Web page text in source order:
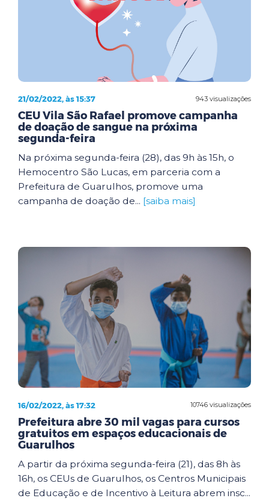
943 visualizações
21/02/2022, às 15:37
CEU Vila São Rafael promove campanha
de doação de sangue na próxima
segunda-feira
Na próxima segunda-feira (28), das 9h às 15h, o
Hemocentro São Lucas, em parceria com a
Prefeitura de Guarulhos, promove uma
campanha de doação de... [saiba mais]
10746 visualizações
16/02/2022, às 17:32
Prefeitura abre 30 mil vagas para cursos
gratuitos em espaços educacionais de
Guarulhos
A partir da próxima segunda-feira (21), das 8h às
16h, os CEUs de Guarulhos, os Centros Municipais
de Educação e de Incentivo à Leitura abrem insc...